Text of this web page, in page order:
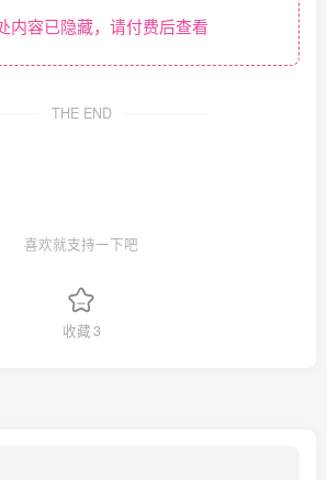
容已隐藏，请付费后查看
THE END
喜欢就支持一下吧
收藏3